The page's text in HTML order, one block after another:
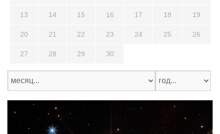
13 14 15 16 17 18 19
20 21 22 23 24 25 26
27 28 29 30